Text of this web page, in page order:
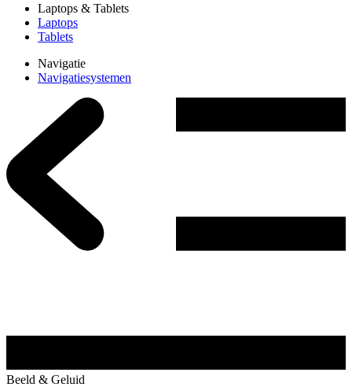
Laptops & Tablets
Laptops
Tablets
Navigatie
Navigatiesystemen
Beeld & Geluid